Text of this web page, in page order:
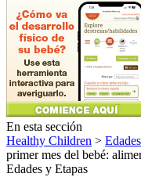
En esta sección
Healthy Children >
primer mes del bebé:
Edades y Etapas